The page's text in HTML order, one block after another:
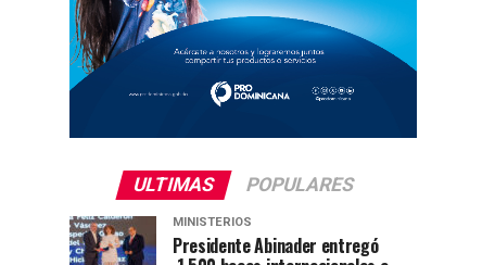
ULTIMAS POPULARES
MINISTERIOS
Presidente Abinader entregó